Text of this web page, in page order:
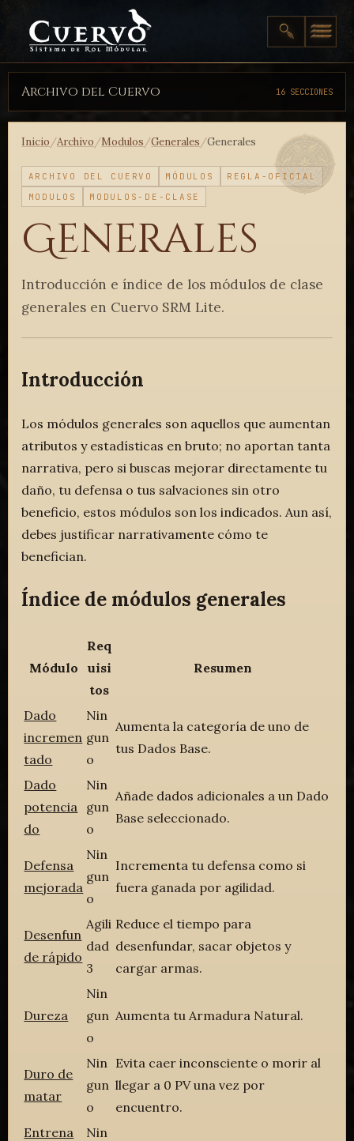
Archivo del Cuervo 16 SECCIONES
Inicio/Archivo/Modulos/Generales/Generales
ARCHIVO DEL CUERVO MÓDULOS
REGLA-OFICIAL
MODULOS
MODULOS-DE-CLASE
Generales
Introducción e índice de los módulos de clase
generales en Cuervo SRM Lite.
Introducción
Los módulos generales son aquellos que aumentan
atributos y estadísticas en bruto; no aportan tanta
narrativa, pero si buscas mejorar directamente tu
daño, tu defensa o tus salvaciones sin otro
beneficio, estos módulos son los indicados. Aun así,
debes justificar narrativamente cómo te
benefician.
Índice de módulos generales
Módulo
Req
uisi
tos
Resumen
Dado
incremen
tado
Nin
gun
o
Aumenta la categoría de uno de
tus Dados Base.
Dado
potencia
do
Nin
gun
o
Añade dados adicionales a un Dado
Base seleccionado.
Defensa
mejorada
Nin
gun
o
Incrementa tu defensa como si
fuera ganada por agilidad.
Desenfun
de rápido
Agili
dad
3
Reduce el tiempo para
desenfundar, sacar objetos y
cargar armas.
Dureza
Nin
gun
o
Aumenta tu Armadura Natural.
Duro de
matar
Nin
gun
o
Evita caer inconsciente o morir al
llegar a 0 PV una vez por
encuentro.
Entrena
Nin